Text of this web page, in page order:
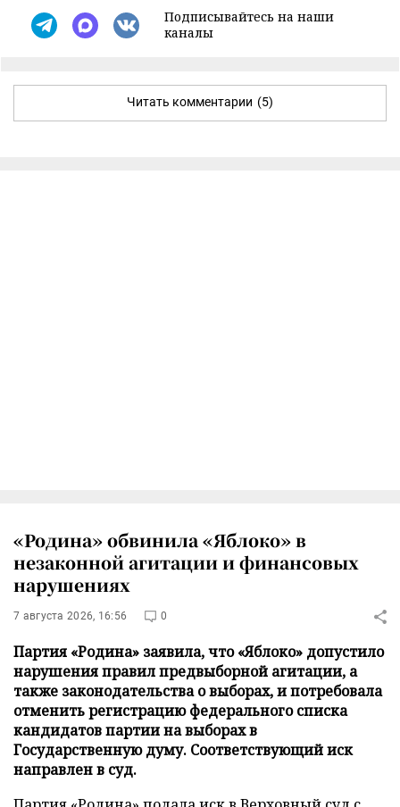
Подписывайтесь на наши
каналы
Читать комментарии (5)
«Родина» обвинила «Яблоко» в
незаконной агитации и финансовых
нарушениях
7 августа 2026, 16:56 0
Партия «Родина» заявила, что «Яблоко» допустило
нарушения правил предвыборной агитации, а
также законодательства о выборах, и потребовала
отменить регистрацию федерального списка
кандидатов партии на выборах в
Государственную думу. Соответствующий иск
направлен в суд.